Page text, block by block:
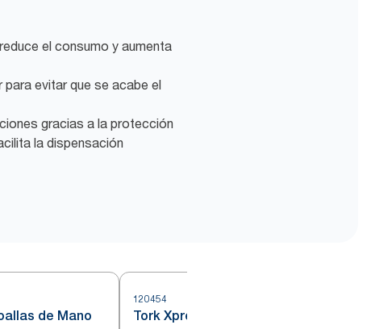
el consumo y aumenta
evitar que se acabe el
gracias a la protección
la dispensación
de Mano
120454
Tork Xpress® Toallas de Mano